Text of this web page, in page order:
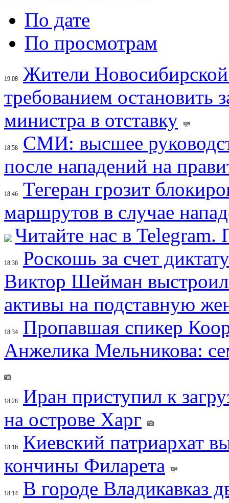
По дате
По просмотрам
19:08
Жители
требованием остановить
министра в отставку
18:58
СМИ: высшее
после нападений на
18:46
Тегеран грозит
маршрутов в случае
Читайте нас в
18:38
Роскошь за счет
Виктор Шейман выстроил
активы на подставную
18:34
Пропавшая спикер
Анжелика Мельникова:
18:28
Иран приступил к
на острове Харг
18:16
Киевский патриархат
кончины Филарета
18:14
В городе Владикавказ